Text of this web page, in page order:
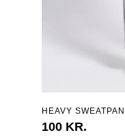
HEAVY
100 KR.